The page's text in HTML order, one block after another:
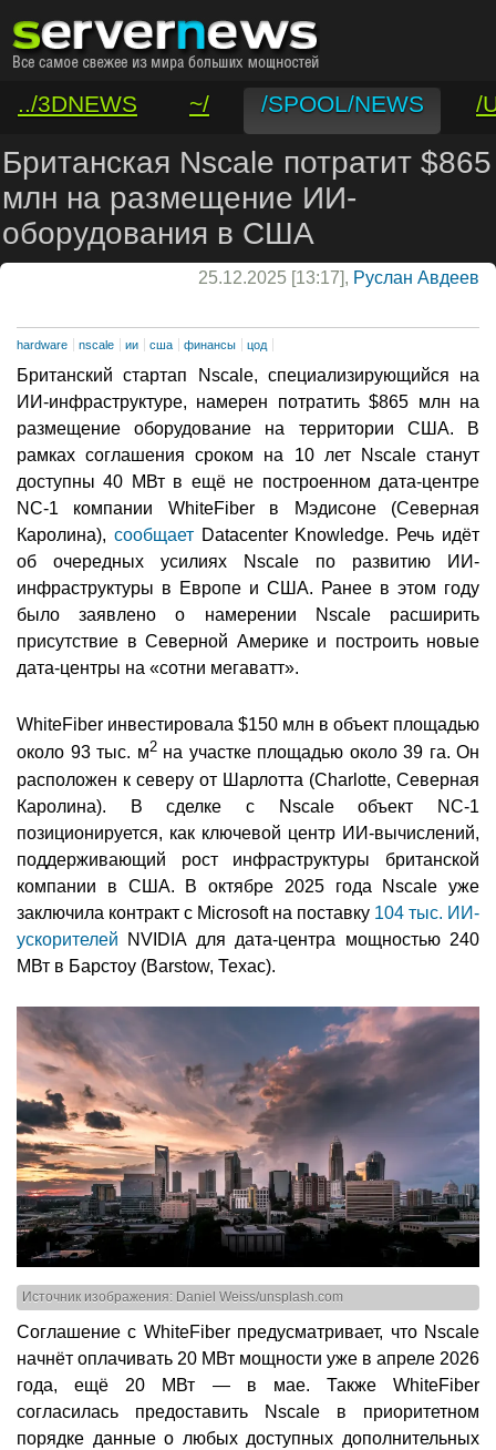
../3DNEWS ~/ /SPOOL/NEWS
/
/VAR/CONTACT
Британская Nscale потратит $865
млн на размещение ИИ-
оборудования в США
25.12.2025 [13:17], Руслан Авдеев
hardware nscale ии сша финансы цод
Британский стартап Nscale, специализирующийся на
ИИ-инфраструктуре, намерен потратить $865 млн на
размещение оборудование на территории США. В
рамках соглашения сроком на 10 лет Nscale станут
доступны 40 МВт в ещё не построенном дата-центре
NC-1 компании WhiteFiber в Мэдисоне (Северная
Каролина), сообщаетDatacenter Knowledge. Речь идёт
об очередных усилиях Nscale по развитию ИИ-
инфраструктуры в Европе и США. Ранее в этом году
было заявлено о намерении Nscale расширить
присутствие в Северной Америке и построить новые
дата-центры на «сотни мегаватт».
WhiteFiber инвестировала $150 млн в объект площадью
около 93 тыс. м2на участке площадью около 39 га. Он
расположен к северу от Шарлотта (Charlotte, Северная
Каролина). В сделке с Nscale объект NC-1
позиционируется, как ключевой центр ИИ-вычислений,
поддерживающий рост инфраструктуры британской
компании в США. В октябре 2025 года Nscale уже
заключила контракт с Microsoft на поставку 104 тыс. ИИ-
ускорителей NVIDIA для дата-центра мощностью 240
МВт в Барстоу (Barstow, Техас).
Источник изображения: Daniel Weiss/unsplash.com
Соглашение с WhiteFiber предусматривает, что Nscale
начнёт оплачивать 20 МВт мощности уже в апреле 2026
года, ещё 20 МВт — в мае. Также WhiteFiber
согласилась предоставить Nscale в приоритетном
порядке данные о любых доступных дополнительных